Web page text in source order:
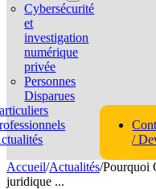
Cybersécurité
et
investigation
numérique
privée
Personnes
Disparues
/
Accueil/Actualités/Pourquoi
juridique ...